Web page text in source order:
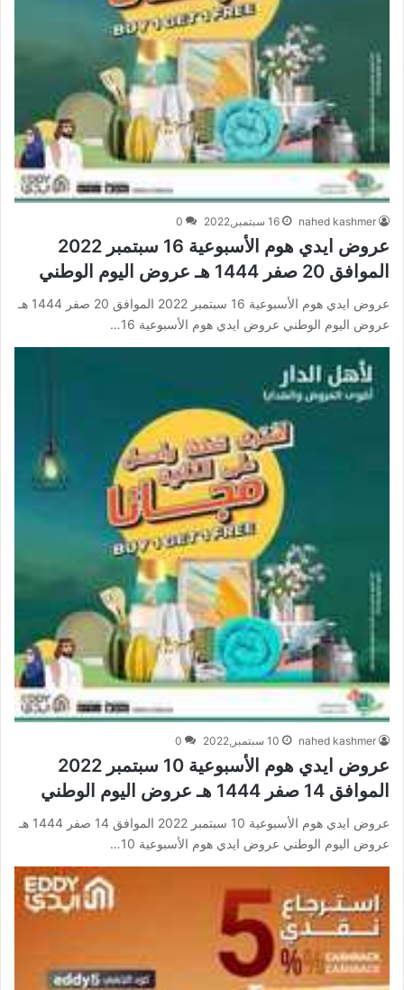
nahed kashmer 16 سبتمبر,2022 0
عروض ايدي هوم الأسبوعية 16 سبتمبر 2022
الموافق 20 صفر 1444 هـ عروض اليوم الوطني
عروض ايدي هوم الأسبوعية 16 سبتمبر 2022 الموافق 20 صفر 1444 هـ
عروض اليوم الوطني عروض ايدي هوم الأسبوعية 16…
nahed kashmer 10 سبتمبر,2022 0
عروض ايدي هوم الأسبوعية 10 سبتمبر 2022
الموافق 14 صفر 1444 هـ عروض اليوم الوطني
عروض ايدي هوم الأسبوعية 10 سبتمبر 2022 الموافق 14 صفر 1444 هـ
عروض اليوم الوطني عروض ايدي هوم الأسبوعية 10…